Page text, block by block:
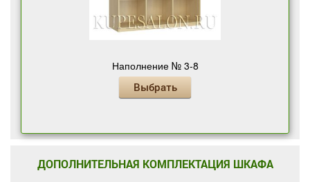
Наполнение № 3-8
Выбрать
ДОПОЛНИТЕЛЬНАЯ КОМПЛЕКТАЦИЯ ШКАФА